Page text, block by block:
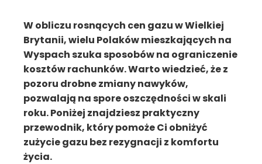
W obliczu rosnących cen gazu w Wielkiej
Brytanii, wielu Polaków mieszkających na
Wyspach szuka sposobów na ograniczenie
kosztów rachunków. Warto wiedzieć, że z
pozoru drobne zmiany nawyków,
pozwalają na spore oszczędności w skali
roku. Poniżej znajdziesz praktyczny
przewodnik, który pomoże Ci obniżyć
zużycie gazu bez rezygnacji z komfortu
życia.